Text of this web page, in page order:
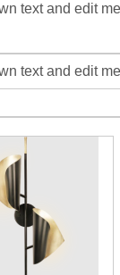
text and edit me
text and edit me